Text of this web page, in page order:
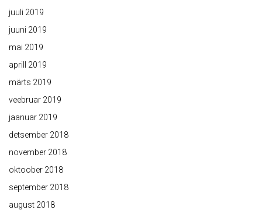
juuli 2019
juuni 2019
mai 2019
aprill 2019
märts 2019
veebruar 2019
jaanuar 2019
detsember 2018
november 2018
oktoober 2018
september 2018
august 2018